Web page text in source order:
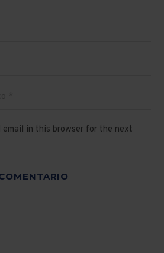
email in this browser for the next